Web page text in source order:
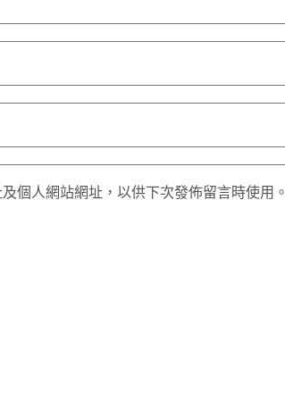
個人網站網址，以供下次發佈留言時使用。